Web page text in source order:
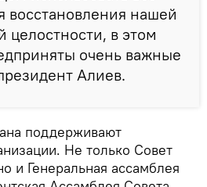
восстановления нашей
целостности, в этом
очень важные
Алиев.
поддерживают
Не только Совет
и Генеральная ассамблея